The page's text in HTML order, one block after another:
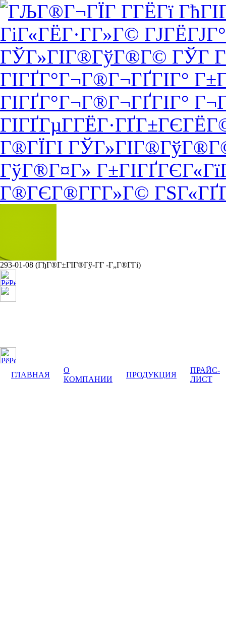
293-01-08 (ГђГ®Г±ГІГ®Гў-Г­Г -Г„Г®Г­Гі)
ГЛАВНАЯ
О
КОМПАНИИ
ПРОДУКЦИЯ
ПРАЙС-
ЛИСТ